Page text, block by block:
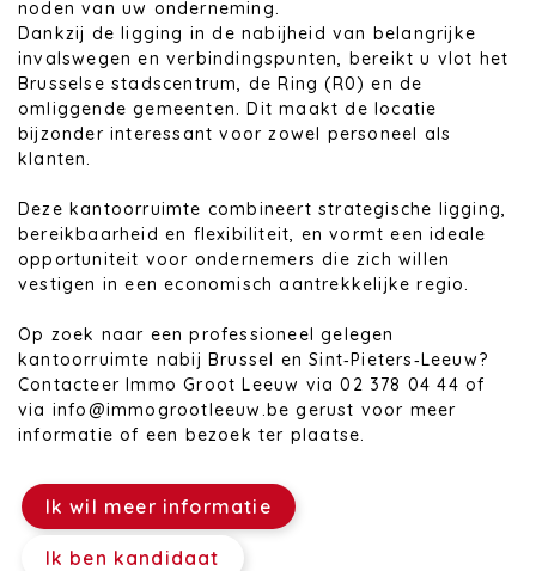
noden van uw onderneming.
Dankzij de ligging in de nabijheid van belangrijke
invalswegen en verbindingspunten, bereikt u vlot het
Brusselse stadscentrum, de Ring (R0) en de
omliggende gemeenten. Dit maakt de locatie
bijzonder interessant voor zowel personeel als
klanten.
Deze kantoorruimte combineert strategische ligging,
bereikbaarheid en flexibiliteit, en vormt een ideale
opportuniteit voor ondernemers die zich willen
vestigen in een economisch aantrekkelijke regio.
Op zoek naar een professioneel gelegen
kantoorruimte nabij Brussel en Sint‑Pieters‑Leeuw?
Contacteer Immo Groot Leeuw via 02 378 04 44 of
via info@immogrootleeuw.be gerust voor meer
informatie of een bezoek ter plaatse.
Ik wil meer informatie
Ik ben kandidaat